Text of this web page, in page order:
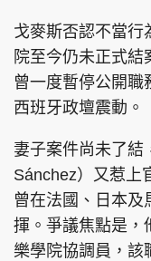
戈麥斯否認不當行
院至今仍未正式
曾一度暫停公開職
西班牙政壇震動。
妻子案件尚未了結
Sánchez）又惹上
曾在法國、日本及
揮。爭議焦點是，
樂學院協調員，該